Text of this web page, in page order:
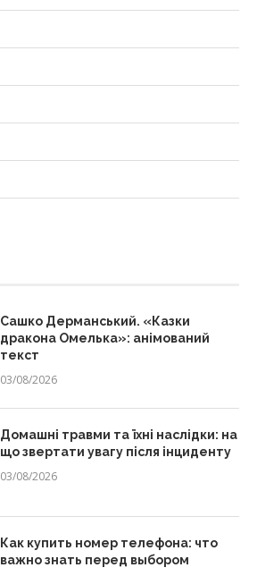
Сашко Дерманський. «Казки
дракона Омелька»: анімований
текст
03/08/2026
Домашні травми та їхні наслідки: на
що звертати увагу після інциденту
03/08/2026
Как купить номер телефона: что
важно знать перед выбором